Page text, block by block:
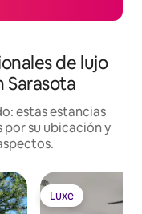
de lujo
Sarasota
estas estancias
su ubicación y
Luxe
Luxe